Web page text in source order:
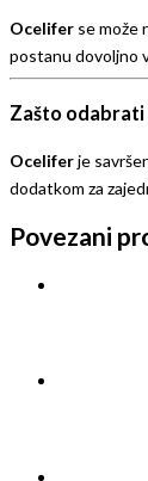
Ocelifer se može
postanu dovoljno
Zašto odabrati
Oceliferje
dodatkom za
Povezani